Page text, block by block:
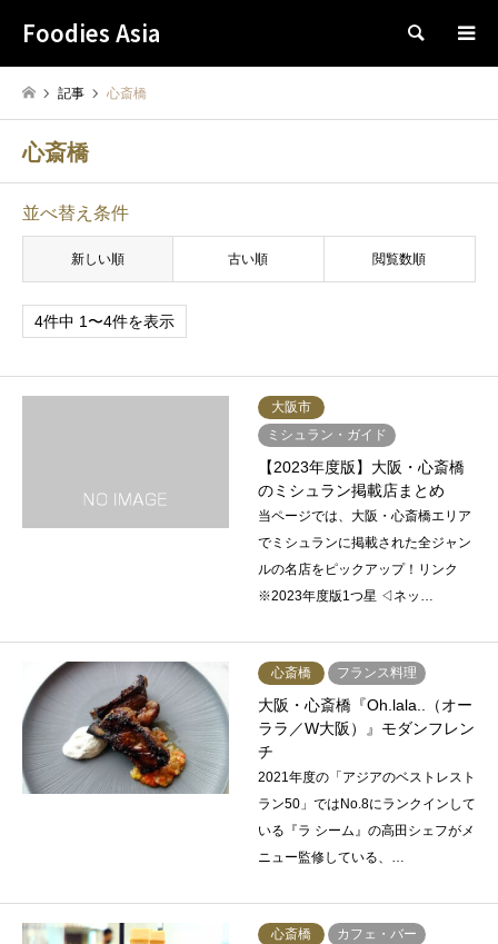
Foodies Asia 検索
記事 心斎橋
心斎橋
並べ替え条件
新しい順 古い順 閲覧数順
4件中 1〜4件を表示
大阪市
ミシュラン・ガイド
【2023年度版】大阪・心斎橋
のミシュラン掲載店まとめ
当ページでは、大阪・心斎橋エリア
でミシュランに掲載された全ジャン
ルの名店をピックアップ！リンク
※2023年度版1つ星 ◁ネッ…
心斎橋 フランス料理
大阪・心斎橋『Oh.lala..（オー
ララ／W大阪）』モダンフレン
チ
2021年度の「アジアのベストレスト
ラン50」ではNo.8にランクインして
いる『ラ シーム』の高田シェフがメ
ニュー監修している、…
心斎橋 カフェ・バー